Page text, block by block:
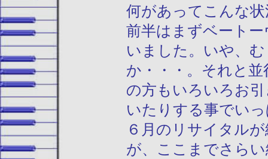
何があってこんな
前半はまずベート
いました。いや、
か・・・。それと
の方もいろいろお
いたりする事でい
６月のリサイタル
が、ここまでさら